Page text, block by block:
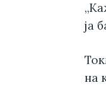
ја
на